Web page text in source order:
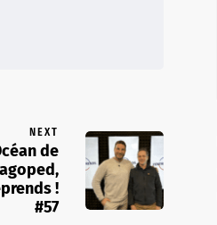
NEXT
de
!
#57